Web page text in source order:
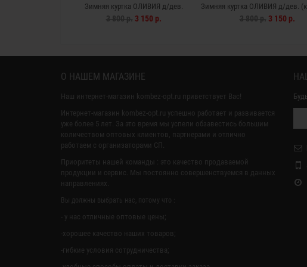
Зимняя куртка ОЛИВИЯ д/дев.
(св.розовый)
3 150 р.
Зимняя куртка ОЛИВИЯ д/дев.
3 150 р.
О НАШЕМ МАГАЗИНЕ
Наш интернет-магазин kombez-opt.ru приветствует Вас!
Интернет-магазин kombez-opt.ru успешно работает и развивается
уже более 5 лет. За это время мы успели обзавестись большим
количеством оптовых клиентов, партнерами и отлично
работаем с организаторами СП.
Приоритеты нашей команды : это качество продаваемой
продукции и сервис. Мы постоянно совершенствуемся в данных
направлениях.
Вы должны выбрать нас, потому что :
- у нас отличные оптовые цены;
-хорошее качество наших товаров;
-гибкие условия сотрудничества;